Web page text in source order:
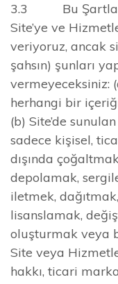
3.3 Bu Şartlara
Site’ye ve
veriyoruz, ancak
şahsın) şunları
vermeyeceksiniz:
herhangi bir
(b) Site’de
sadece kişisel,
dışında
depolamak,
iletmek,
lisanslamak,
oluşturmak veya
Site veya
hakkı, ticari